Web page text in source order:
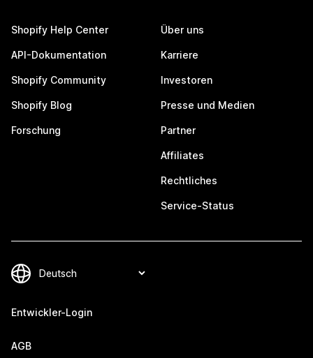
Shopify Help Center
API-Dokumentation
Shopify Community
Shopify Blog
Forschung
Über uns
Karriere
Investoren
Presse und Medien
Partner
Affiliates
Rechtliches
Service-Status
Entwickler-Login
AGB